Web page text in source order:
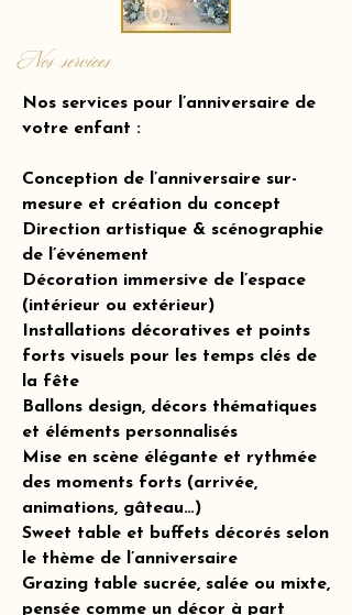
Nos services
Nos services pour l’anniversaire de
votre enfant :
Conception de l’anniversaire sur-
mesure et création du concept
Direction artistique & scénographie
de l’événement
Décoration immersive de l’espace
(intérieur ou extérieur)
Installations décoratives et points
forts visuels pour les temps clés de
la fête
Ballons design, décors thématiques
et éléments personnalisés
Mise en scène élégante et rythmée
des moments forts (arrivée,
animations, gâteau…)
Sweet table et buffets décorés selon
le thème de l’anniversaire
Grazing table sucrée, salée ou mixte,
pensée comme un décor à part